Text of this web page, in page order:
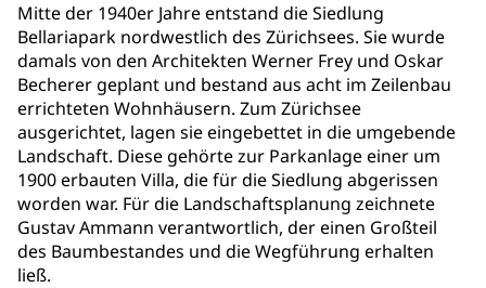
Mitte der 1940er Jahre entstand die Siedlung
Bellariapark nordwestlich des Zürichsees. Sie wurde
damals von den Architekten Werner Frey und Oskar
Becherer geplant und bestand aus acht im Zeilenbau
errichteten Wohnhäusern. Zum Zürichsee
ausgerichtet, lagen sie eingebettet in die umgebende
Landschaft. Diese gehörte zur Parkanlage einer um
1900 erbauten Villa, die für die Siedlung abgerissen
worden war. Für die Landschaftsplanung zeichnete
Gustav Ammann verantwortlich, der einen Großteil
des Baumbestandes und die Wegführung erhalten
ließ.